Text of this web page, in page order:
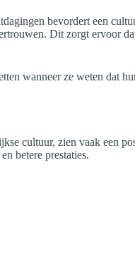
bevordert een
Dit zorgt ervoor
wanneer ze weten dat
cultuur, zien vaak een
betere prestaties.